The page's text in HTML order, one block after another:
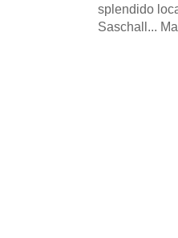
splendido
Saschall...